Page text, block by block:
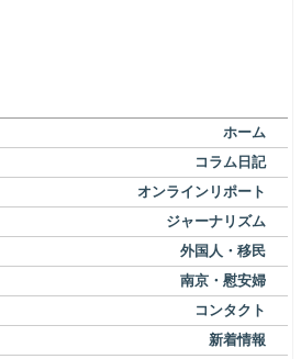
ホーム
コラム日記
オンラインリポート
ジャーナリズム
外国人・移民
南京・慰安婦
コンタクト
新着情報